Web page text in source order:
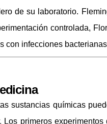
de su laboratorio.
controlada,
con infecciones
sustancias químicas
primeros